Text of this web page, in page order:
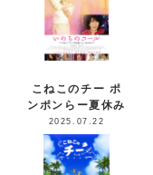
こねこのチー ポ
ンポンらー夏休み
2025.07.22